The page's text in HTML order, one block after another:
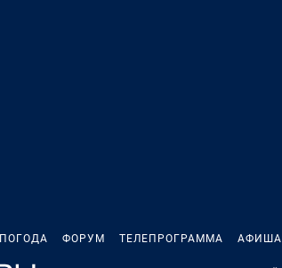
ПОГОДА ФОРУМ ТЕЛЕПРОГРАММА АФИША